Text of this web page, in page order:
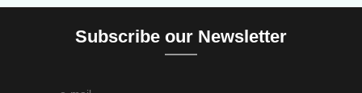
Subscribe our Newsletter